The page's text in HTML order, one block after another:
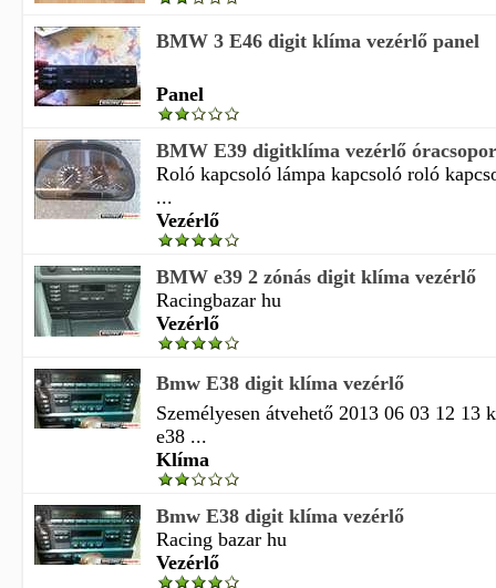
BMW 3 E46 digit klíma vezérlő panel
Panel
BMW E39 digitklíma vezérlő
Roló kapcsoló lámpa kapcsoló roló
...
Vezérlő
BMW e39 2 zónás digit klíma vezérlő
Racingbazar hu
Vezérlő
Bmw E38 digit klíma vezérlő
Személyesen átvehető 2013 06 03 12 13
e38 ...
Klíma
Bmw E38 digit klíma vezérlő
Racing bazar hu
Vezérlő